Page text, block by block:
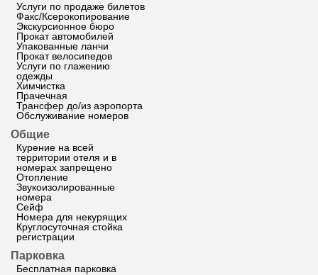
Услуги по продаже билетов
Факс/Ксерокопирование
Экскурсионное бюро
Прокат автомобилей
Упакованные ланчи
Прокат велосипедов
Услуги по глажению
одежды
Химчистка
Прачечная
Трансфер до/из аэропорта
Обслуживание номеров
Общие
Курение на всей
территории отеля и в
номерах запрещено
Отопление
Звукоизолированные
номера
Сейф
Номера для некурящих
Круглосуточная стойка
регистрации
Парковка
Бесплатная парковка